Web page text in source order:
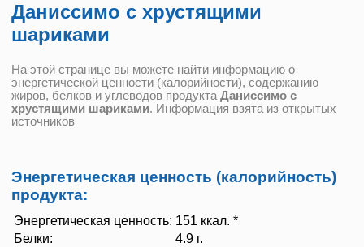
Даниссимо с хрустящими
шариками
На этой странице вы можете найти информацию о
энергетической ценности (калорийности), содержанию
жиров, белков и углеводов продукта Даниссимо с
хрустящими шариками. Информация взята из открытых
источников
Энергетическая ценность (калорийность)
продукта:
Энергетическая ценность: 151 ккал. *
Белки:
4.9 г.